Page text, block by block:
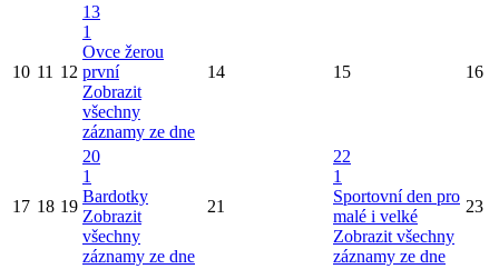
10 11 12
13
1
Ovce žerou
první
Zobrazit
všechny
záznamy ze dne
14 15 16
17 18 19
20
1
Bardotky
Zobrazit
všechny
záznamy ze dne
21
22
1
Sportovní den pro
malé i velké
Zobrazit všechny
záznamy ze dne
23